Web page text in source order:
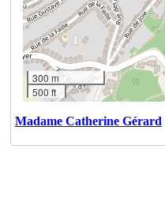
300 m
500 ft
Madame Catherine Gérard